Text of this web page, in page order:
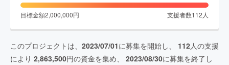
目標金額2,000,000円 支援者数112 人
このプロジェクトは、 2023/07/01に募集を開始し、 112人の支援
により 2,863,500円の資金を集め、 2023/08/30に募集を終了し